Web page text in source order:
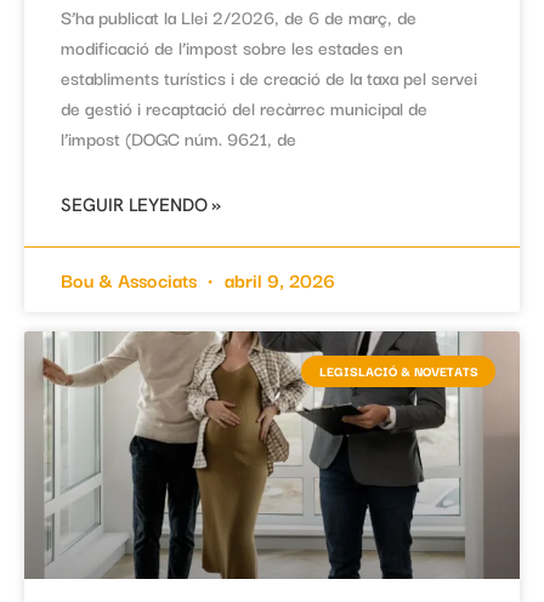
S’ha publicat la Llei 2/2026, de 6 de març, de
modificació de l’impost sobre les estades en
establiments turístics i de creació de la taxa pel servei
de gestió i recaptació del recàrrec municipal de
l’impost (DOGC núm. 9621, de
SEGUIR LEYENDO »
Bou & Associats abril 9, 2026
LEGISLACIÓ & NOVETATS